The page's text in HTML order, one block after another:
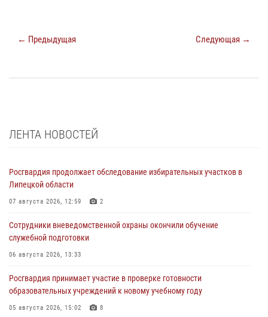
← Предыдущая Следующая →
ЛЕНТА НОВОСТЕЙ
Росгвардия продолжает обследование избирательных участков в
Липецкой области
07 августа 2026, 12:59 2
Сотрудники вневедомственной охраны окончили обучение
служебной подготовки
06 августа 2026, 13:33
Росгвардия принимает участие в проверке готовности
образовательных учреждений к новому учебному году
05 августа 2026, 15:02 8